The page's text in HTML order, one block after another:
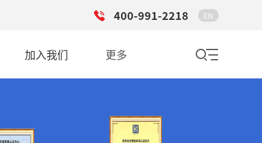
400-991-2218 EN
加入我们 更多